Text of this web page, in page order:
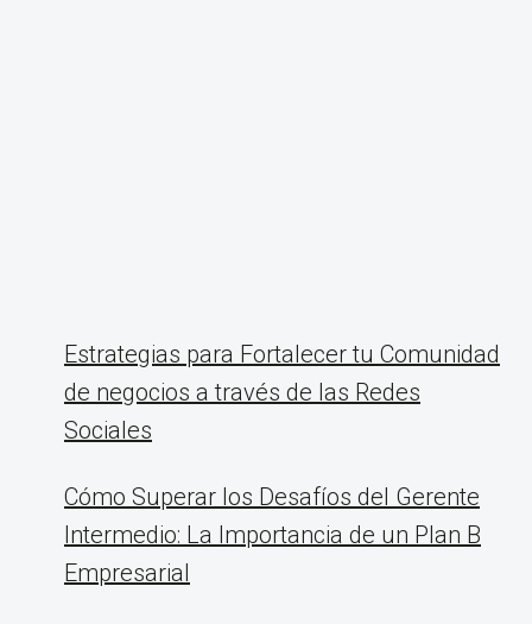
Estrategias para Fortalecer tu Comunidad
de negocios a través de las Redes
Sociales
Cómo Superar los Desafíos del Gerente
Intermedio: La Importancia de un Plan B
Empresarial